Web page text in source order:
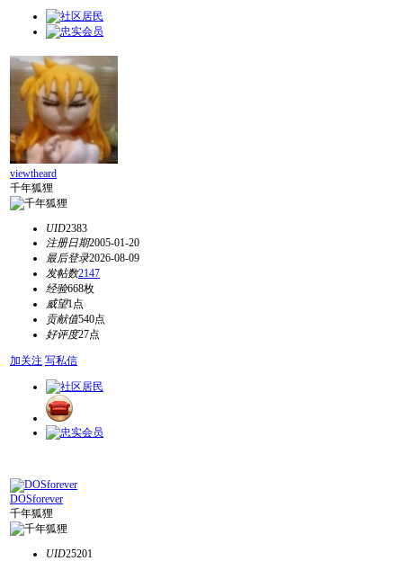
viewtheard
千年狐狸
UID2383
注册日期2005-01-20
最后登录2026-08-09
发帖数2147
经验668枚
威望1点
贡献值540点
好评度27点
加关注 写私信
DOSforever
千年狐狸
UID25201